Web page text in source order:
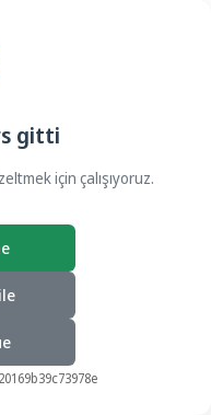
gitti
için çalışıyoruz.